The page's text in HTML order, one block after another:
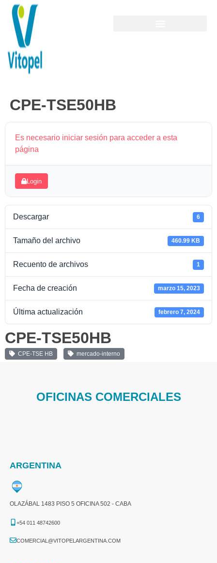
CPE-TSE50HB
Es necesario iniciar sesión para acceder a esta
página
Login
Descargar 6
Tamaño del archivo 460.99 KB
Recuento de archivos 1
Fecha de creación marzo 15, 2023
Última actualización febrero 7, 2024
CPE-TSE50HB
CPE-TSE HB mercado-interno
OFICINAS COMERCIALES
ARGENTINA
OLAZÁBAL 1483 PISO 5 OFICINA 502 - CABA
+54 011 48742600​
COMERCIAL@VITOPELARGENTINA.COM​